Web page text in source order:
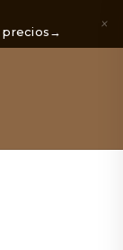
precios→ ×